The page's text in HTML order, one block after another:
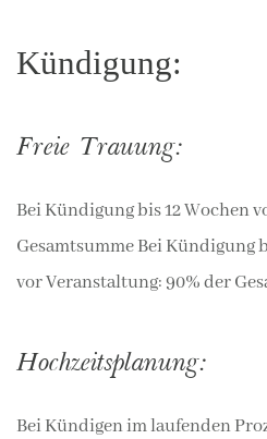
Kündigung:
Freie Trauung:
Bei Kündigung bis 12 Wochen
Gesamtsumme Bei Kündigung
vor Veranstaltung: 90% der
Hochzeitsplanung:
Bei Kündigen im laufenden